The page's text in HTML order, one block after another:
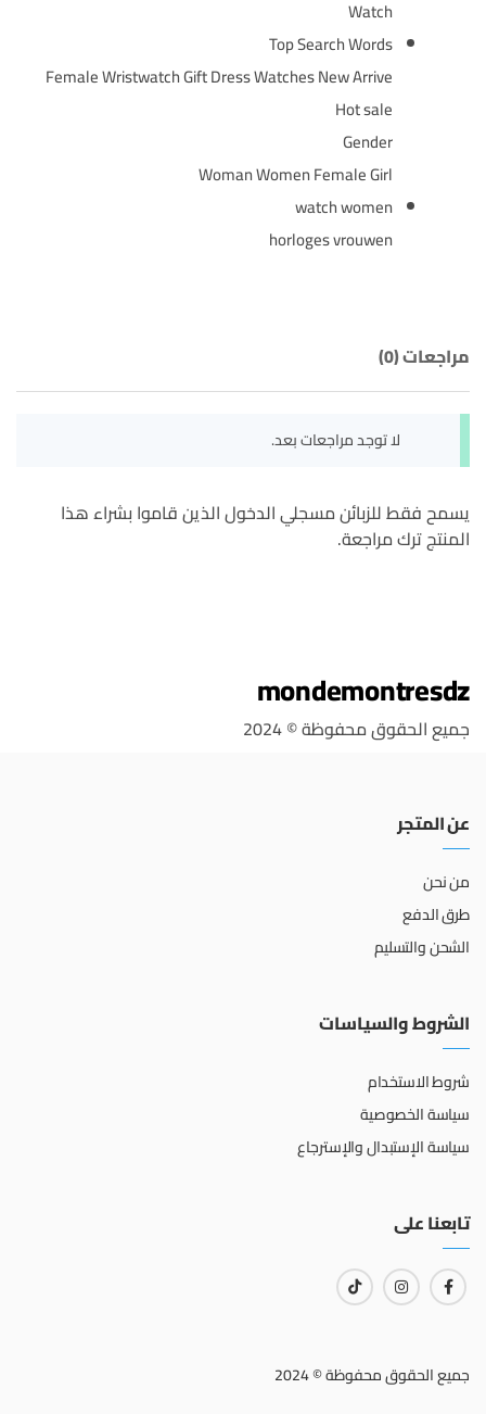
Watch
Top Search Words
Female Wristwatch Gift Dress Watches New Arrive
Hot sale
Gender
Woman Women Female Girl
watch women
horloges vrouwen
مراجعات (0)
لا توجد مراجعات بعد.
يسمح فقط للزبائن مسجلي الدخول الذين قاموا بشراء هذا
المنتج ترك مراجعة.
mondemontresdz
جميع الحقوق محفوظة © 2024
عن المتجر
من نحن
طرق الدفع
الشحن والتسليم
الشروط والسياسات
شروط الاستخدام
سياسة الخصوصية
سياسة الإستبدال والإسترجاع
تابعنا على
جميع الحقوق محفوظة © 2024